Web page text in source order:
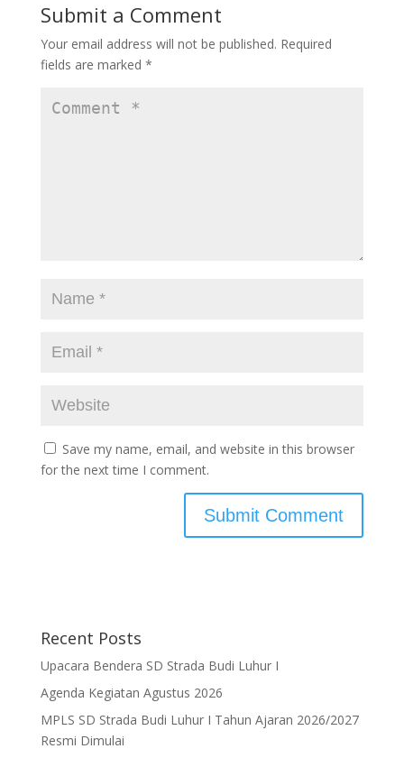
o
k
d
o
lr
e
Submit a Comment
Your email address will not be published. Required
fields are marked *
Save my name, email, and website in this browser
for the next time I comment.
Recent Posts
Upacara Bendera SD Strada Budi Luhur I
Agenda Kegiatan Agustus 2026
MPLS SD Strada Budi Luhur I Tahun Ajaran 2026/2027
Resmi Dimulai